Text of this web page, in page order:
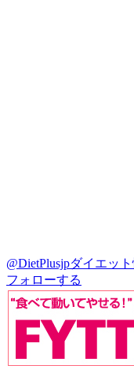
@DietPlusjpダイエッ
フォローする